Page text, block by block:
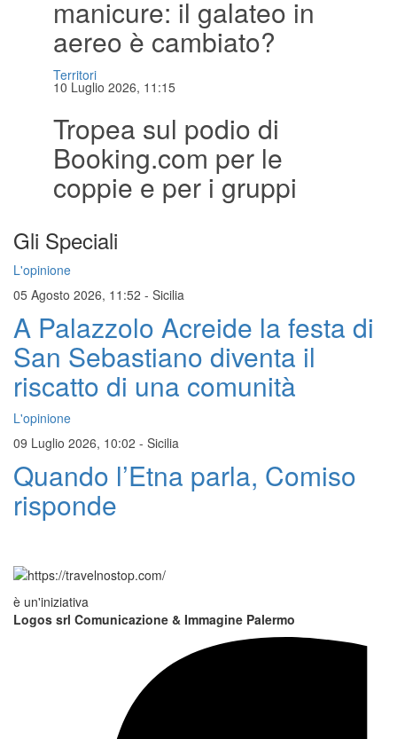
manicure: il galateo in
aereo è cambiato?
Territori
10 Luglio 2026, 11:15
Tropea sul podio di
Booking.com per le
coppie e per i gruppi
Gli Speciali
L'opinione
05 Agosto 2026, 11:52 - Sicilia
A Palazzolo Acreide la festa di
San Sebastiano diventa il
riscatto di una comunità
L'opinione
09 Luglio 2026, 10:02 - Sicilia
Quando l’Etna parla, Comiso
risponde
è un'iniziativa
Logos srl Comunicazione & Immagine Palermo